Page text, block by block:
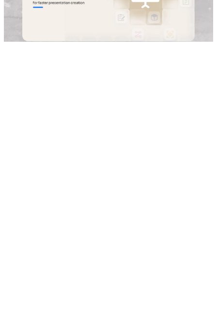
ウェブ開発におけるAIエージェント向けHTMLスキル
2026-08-07